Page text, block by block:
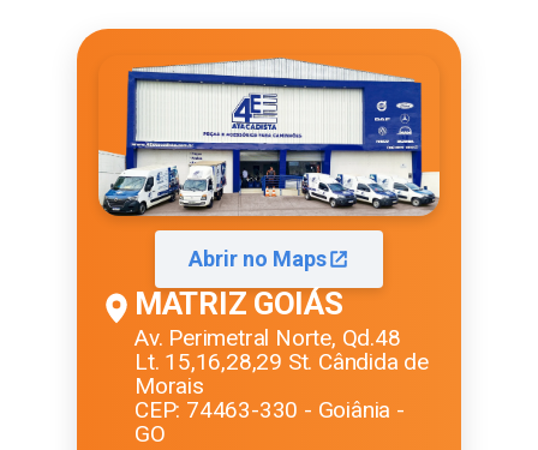
Abrir no Maps
MATRIZ GOIÁS
Av. Perimetral Norte, Qd.48
Lt. 15,16,28,29 St. Cândida de
Morais
CEP: 74463-330 - Goiânia -
GO